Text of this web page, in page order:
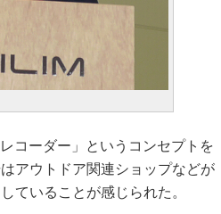
コーダー」というコンセプトを
アウトドア関連ショップなどが
ていることが感じられた。